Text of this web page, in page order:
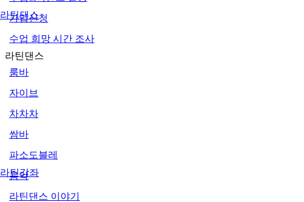
라틴댄스
라틴강좌
가입신청
수업 희망 시간 조사
라틴댄스
룸바
자이브
차차차
쌈바
파소도블레
음악
라틴댄스 이야기